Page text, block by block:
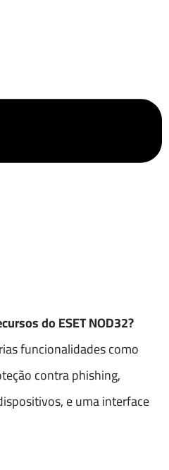
do ESET NOD32?
funcionalidades como
contra phishing,
e uma interface